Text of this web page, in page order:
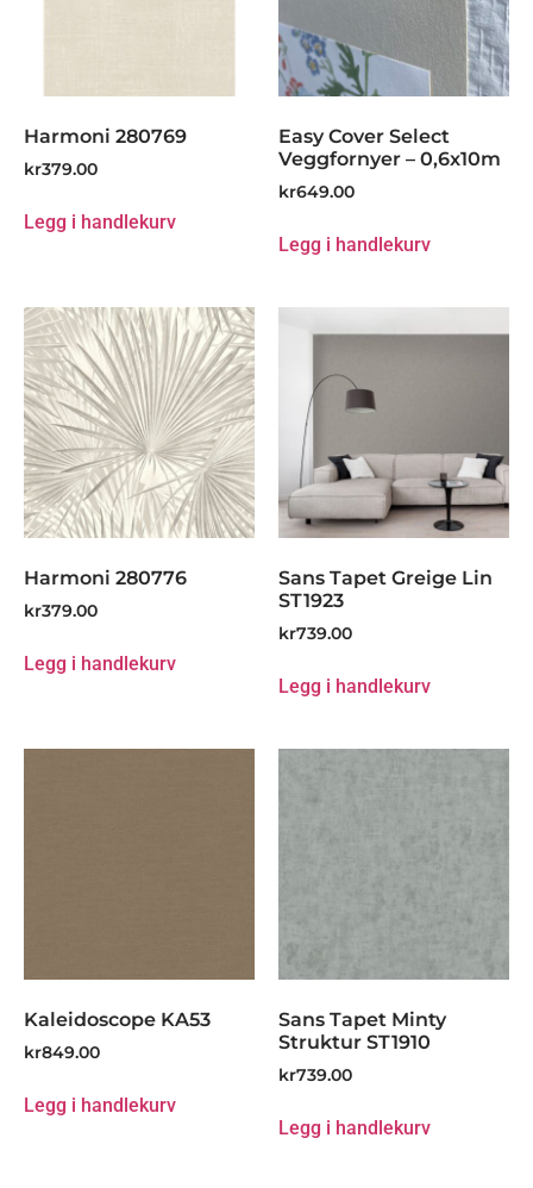
Harmoni 280769
kr379.00
Legg i handlekurv
Easy Cover Select
Veggfornyer – 0,6x10m
kr649.00
Legg i handlekurv
Harmoni 280776
kr379.00
Legg i handlekurv
Sans Tapet Greige Lin
ST1923
kr739.00
Legg i handlekurv
Kaleidoscope KA53
kr849.00
Legg i handlekurv
Sans Tapet Minty
Struktur ST1910
kr739.00
Legg i handlekurv